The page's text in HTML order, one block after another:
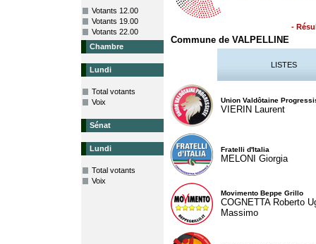
Votants 12.00
Votants 19.00
Votants 22.00
Chambre
Lundi
Total votants
Voix
Sénat
Lundi
Total votants
Voix
-
Commune de VALPELLINE
LISTES
Union Valdôtaine
VIERIN Laurent
Fratelli d'Italia
MELONI Giorgia
Movimento Beppe Grillo
COGNETTA Roberto
Massimo